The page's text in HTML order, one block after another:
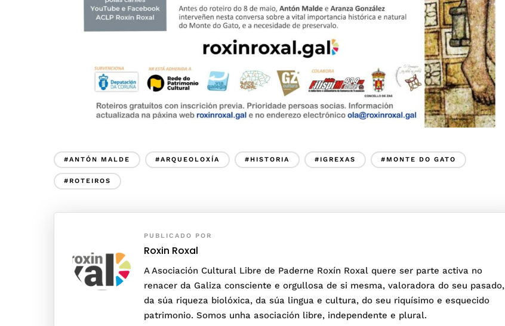
#ANTÓN MALDE #ARQUEOLOXÍA #HISTORIA #IGREXAS #MONTE DO GATO
#ROTEIROS
PUBLICADO POR
Roxin Roxal
A Asociación Cultural Libre de Paderne Roxín Roxal quere ser parte activa no
renacer da Galiza consciente e orgullosa de si mesma, valoradora do seu pasado,
da súa riqueza biolóxica, da súa lingua e cultura, do seu riquísimo e esquecido
patrimonio. Somos unha asociación libre, independente e plural.